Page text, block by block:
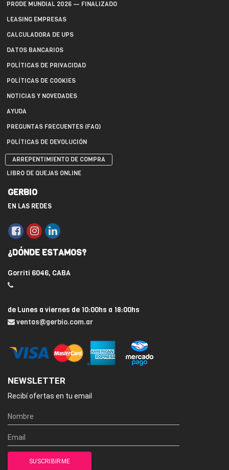
PRODE MUNDIAL 2026 — FINALIZADO
LEASING EMPRESAS
CALCULADORA DE UPS
DATOS BANCARIOS
POLÍTICAS DE PRIVACIDAD
POLÍTICAS DE COOKIES
NOTICIAS Y NOVEDADES
AYUDA
PREGUNTAS FRECUENTES (FAQ)
POLÍTICAS DE DEVOLUCIÓN
ARREPENTIMIENTO DE COMPRA
LIBRO DE QUEJAS ONLINE
GERBIO
EN LAS REDES
¿DÓNDE ESTAMOS?
Gorriti 6046, CABA
de Lunes a viernes de 10:00hs a 18:00hs
ventas@gerbio.com.ar
NEWSLETTER
Recibí ofertas en tu email